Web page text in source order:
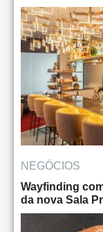
NEGÓCIOS
Wayfinding
da nova Sala